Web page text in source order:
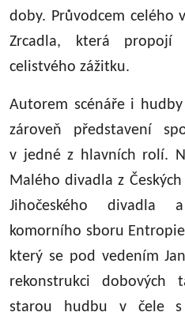
doby. Průvodcem celého
Zrcadla, která
celistvého zážitku.
Autorem scénáře i
zároveň představení
v jedné z hlavních rolí.
Malého divadla z
Jihočeského divadla
komorního sboru
který se pod vedením
rekonstrukci dobových
starou hudbu v čele s